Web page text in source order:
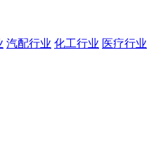
汽配行业 化工行业 医疗行业